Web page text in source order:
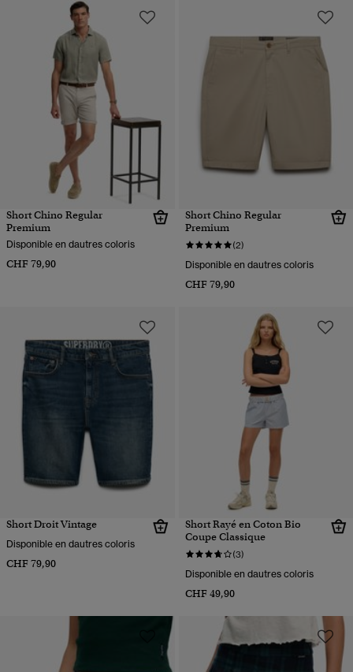
Short Chino Regular
Premium
Disponible en dautres coloris
CHF 79,90
Short Chino Regular
Premium
(2)
Disponible en dautres coloris
CHF 79,90
Short Droit Vintage
Disponible en dautres coloris
CHF 79,90
Short Rayé en Coton Bio
Coupe Classique
(3)
Disponible en dautres coloris
CHF 49,90